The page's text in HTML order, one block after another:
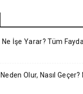
İşe Yarar? Tüm
Olur, Nasıl